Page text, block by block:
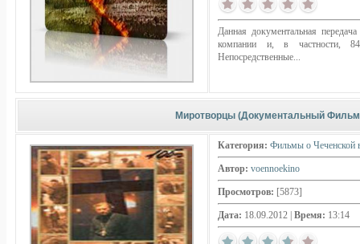
Данная документальная
компании и, в частности, 84-
Непосредственные...
Миротворцы (Документальный Фильм
Категория: Фильмы о Чеченской
Автор: voennoekino
Просмотров: [5873]
Дата: 18.09.2012 Время: 13:14